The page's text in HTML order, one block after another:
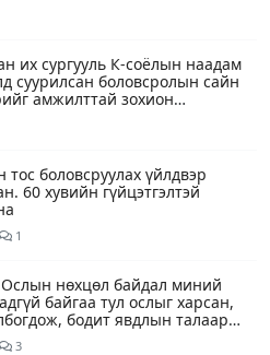
их сургууль К-соёлын наадам
суурилсан боловсролын сайн
амжилттай зохион
боловсруулах үйлдвэр
60 хувийн гүйцэтгэлтэй
1
нөхцөл байдал миний
байгаа тул ослыг харсан,
бодит явдлын талаар
уу
3